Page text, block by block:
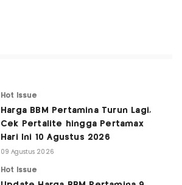
Hot Issue
Harga BBM Pertamina Turun Lagi,
Cek Pertalite hingga Pertamax
Hari Ini 10 Agustus 2026
09 Agustus 2026
Hot Issue